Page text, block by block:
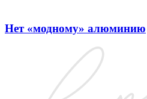
Нет «модному» алюминию